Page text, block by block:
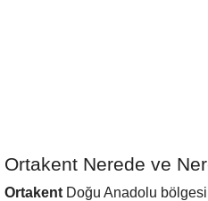
Ortakent Nerede ve
Ortakent Doğu Anadolu